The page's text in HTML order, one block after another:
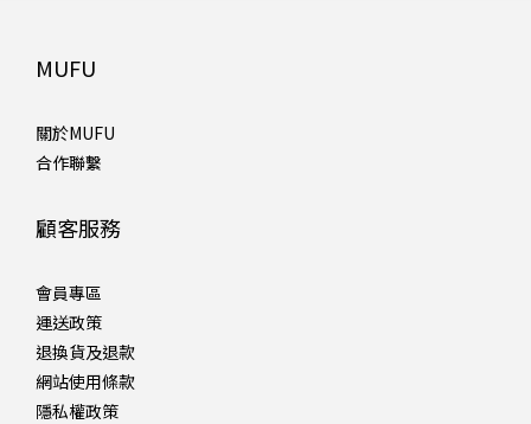
MUFU
關於MUFU
合作聯繫
顧客服務
會員專區
運送政策
退換貨及退款
網站使用條款
隱私權政策